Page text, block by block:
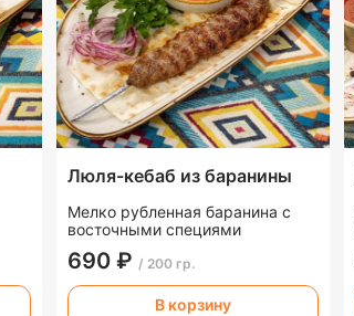
Люля-кебаб из баранины
Мелко рубленная баранина с
восточными специями
690 ₽ / 200 гр.
В корзину